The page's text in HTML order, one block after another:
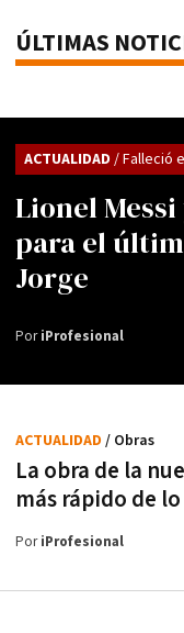
ÚLTIMAS
Lionel
para el
Jorge
ACTUALIDAD / Falleció
PoriProfesional
La obra de la
más rápido de
ACTUALIDAD / Obras
PoriProfesional